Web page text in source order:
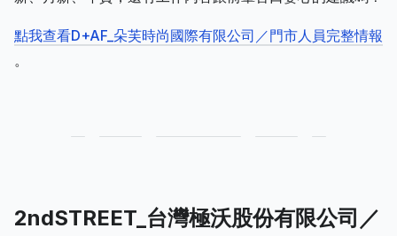
點我查看D+AF_朵芙時尚國際有限公司／門市人員完整情報
。
2ndSTREET_台灣極沃股份有限公司／